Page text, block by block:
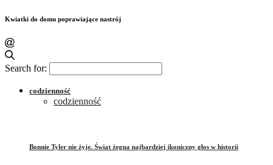
Kwiatki do domu poprawiające nastrój
Search for:
codzienność
codzienność
Bonnie Tyler nie żyje. Świat żegna najbardziej ikoniczny głos w historii